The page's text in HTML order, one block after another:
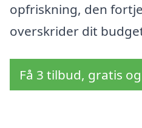
opfriskning, den
overskrider dit
Få 3 tilbud, gratis